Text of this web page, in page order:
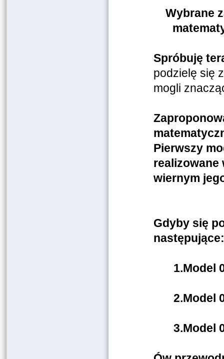
Wybrane
Spróbuję
podzielę się
mogli
Pierwszy
realizowane
wiernym
Gdyby się
następujące:
1.Model
2.Model
3.Model